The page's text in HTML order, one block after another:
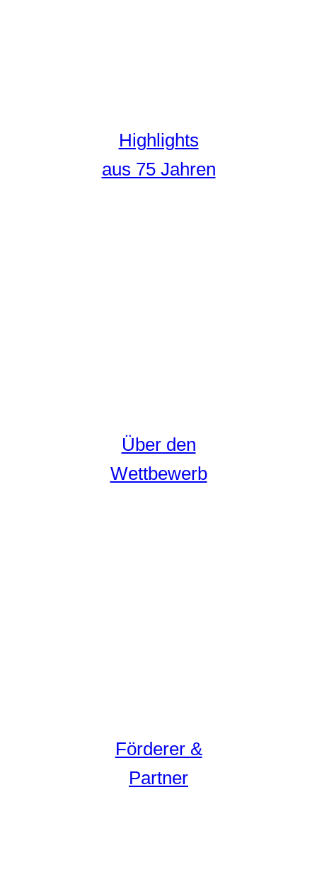
Highlights
aus 75 Jahren
Über den
Wettbewerb
Förderer &
Partner